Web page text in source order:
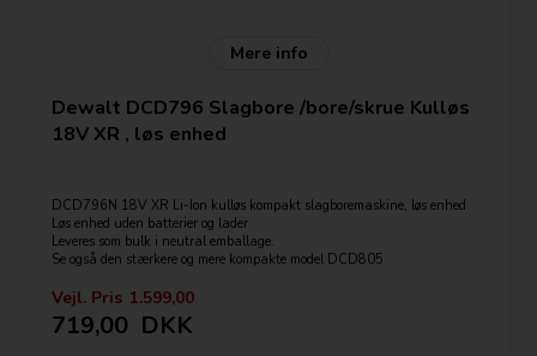
Mere info
Dewalt DCD796 Slagbore /bore/skrue Kulløs
18V XR , løs enhed
DCD796N 18V XR Li-Ion kulløs kompakt slagboremaskine, løs enhed
Løs enhed uden batterier og lader
Leveres som bulk i neutral emballage.
Se også den stærkere og mere kompakte model DCD805
LED Lys
Vejl. Pris 1.599,00
719,00 DKK